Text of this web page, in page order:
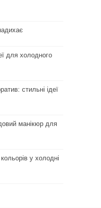
для холодного
стильні ідеї
манікюр для
у холодні